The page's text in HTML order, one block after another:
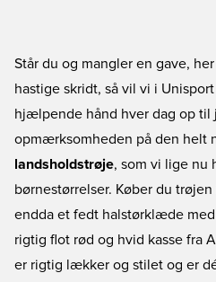
Står du og mangler en gave,
hastige skridt, så vil vi i
hjælpende hånd hver dag op til
opmærksomheden på den helt
landsholdstrøje, som vi lige nu
børnestørrelser. Køber du
endda et fedt halstørklæde
rigtig flot rød og hvid kasse fra
er rigtig lækker og stilet og er